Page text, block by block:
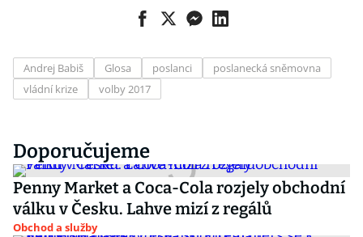
Andrej Babiš Glosa poslanci
poslanecká sněmovna
vládní krize
volby 2017
Doporučujeme
Penny Market a Coca-Cola rozjely obchodní
válku v Česku. Lahve mizí z regálů
Obchod a služby